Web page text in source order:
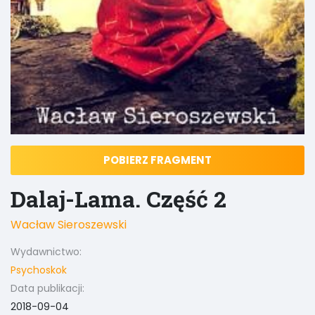
POBIERZ FRAGMENT
Dalaj-Lama. Część 2
Wacław Sieroszewski
Wydawnictwo:
Psychoskok
Data publikacji:
2018-09-04